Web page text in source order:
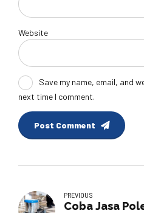
Website
Save my name, email, and
next time I comment.
Post Comment
PREVIOUS
Coba Jasa